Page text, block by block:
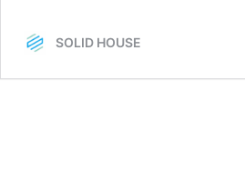
SOLID HOUSE